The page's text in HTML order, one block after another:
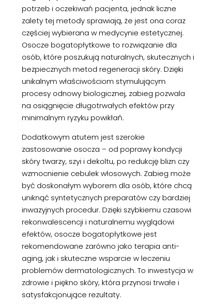
potrzeb i oczekiwań pacjenta, jednak liczne
zalety tej metody sprawiają, że jest ona coraz
częściej wybierana w medycynie estetycznej.
Osocze bogatopłytkowe to rozwiązanie dla
osób, które poszukują naturalnych, skutecznych i
bezpiecznych metod regeneracji skóry. Dzięki
unikalnym właściwościom stymulującym
procesy odnowy biologicznej, zabieg pozwala
na osiągnięcie długotrwałych efektów przy
minimalnym ryzyku powikłań.
Dodatkowym atutem jest szerokie
zastosowanie osocza – od poprawy kondycji
skóry twarzy, szyi i dekoltu, po redukcję blizn czy
wzmocnienie cebulek włosowych. Zabieg może
być doskonałym wyborem dla osób, które chcą
uniknąć syntetycznych preparatów czy bardziej
inwazyjnych procedur. Dzięki szybkiemu czasowi
rekonwalescencji i naturalnemu wyglądowi
efektów, osocze bogatopłytkowe jest
rekomendowane zarówno jako terapia anti-
aging, jak i skuteczne wsparcie w leczeniu
problemów dermatologicznych. To inwestycja w
zdrowie i piękno skóry, która przynosi trwałe i
satysfakcjonujące rezultaty.